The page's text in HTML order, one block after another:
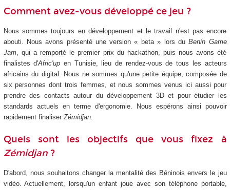
Comment avez-vous développé ce jeu ?
Nous sommes toujours en développement et le travail n'est pas encore
abouti. Nous avons présenté une version « beta » lors duBenin Game
Jam, qui a remporté le premier prix du hackathon, puis nous avons été
finalistes d'Afric'up en Tunisie, lieu de rendez-vous de tous les acteurs
africains du digital. Nous ne sommes qu'une petite équipe, composée de
six personnes dont trois femmes, et nous sommes venus ici aussi pour
prendre des contacts autour du développement 3D et pour étudier les
standards actuels en terme d'ergonomie. Nous espérons ainsi pouvoir
rapidement finaliserZémidjan.
Quels sont les objectifs que vous fixez à
Zémidjan?
D'abord, nous souhaitons changer la mentalité des Béninois envers le jeu
vidéo. Actuellement, lorsqu'un enfant joue avec son téléphone portable,